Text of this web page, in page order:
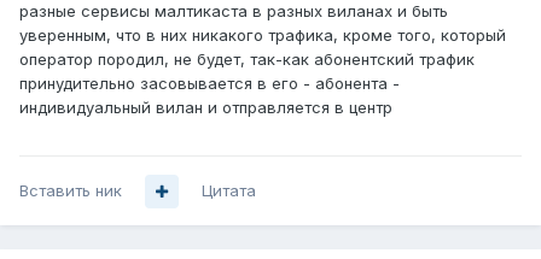
разные сервисы малтикаста в разных виланах и быть
уверенным, что в них никакого трафика, кроме того, который
оператор породил, не будет, так-как абонентский трафик
принудительно засовывается в его - абонента -
индивидуальный вилан и отправляется в центр
Вставить ник Цитата